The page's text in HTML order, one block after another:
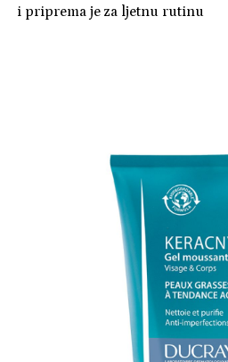
i priprema je za ljetnu rutinu